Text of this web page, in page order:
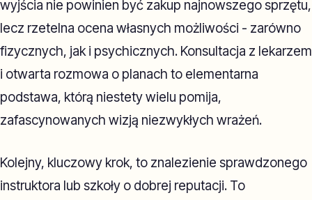
wyjścia nie powinien być zakup najnowszego sprzętu,
lecz rzetelna ocena własnych możliwości - zarówno
fizycznych, jak i psychicznych. Konsultacja z lekarzem
i otwarta rozmowa o planach to elementarna
podstawa, którą niestety wielu pomija,
zafascynowanych wizją niezwykłych wrażeń.
Kolejny, kluczowy krok, to znalezienie sprawdzonego
instruktora lub szkoły o dobrej reputacji. To